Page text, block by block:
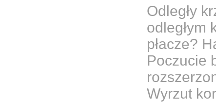
Odległy
odległym
płacze?
Poczucie
Wyrzut